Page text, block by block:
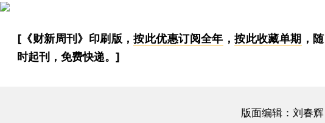
[《财新周刊》印刷版，按此优惠订阅全年 ，按此收藏单期 ，随
时起刊，免费快递。]
版面编辑：刘春辉